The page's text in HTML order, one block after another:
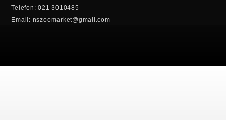
Telefon: 021 3010485
Email: nszoomarket@gmail.com